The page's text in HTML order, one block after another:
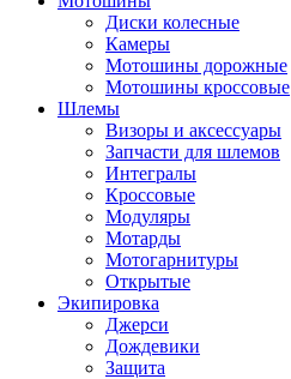
Диски колесные
Камеры
Мотошины дорожные
Мотошины кроссовые
Шлемы
Визоры и аксессуары
Запчасти для шлемов
Интегралы
Кроссовые
Модуляры
Мотарды
Мотогарнитуры
Открытые
Экипировка
Джерси
Дождевики
Защита